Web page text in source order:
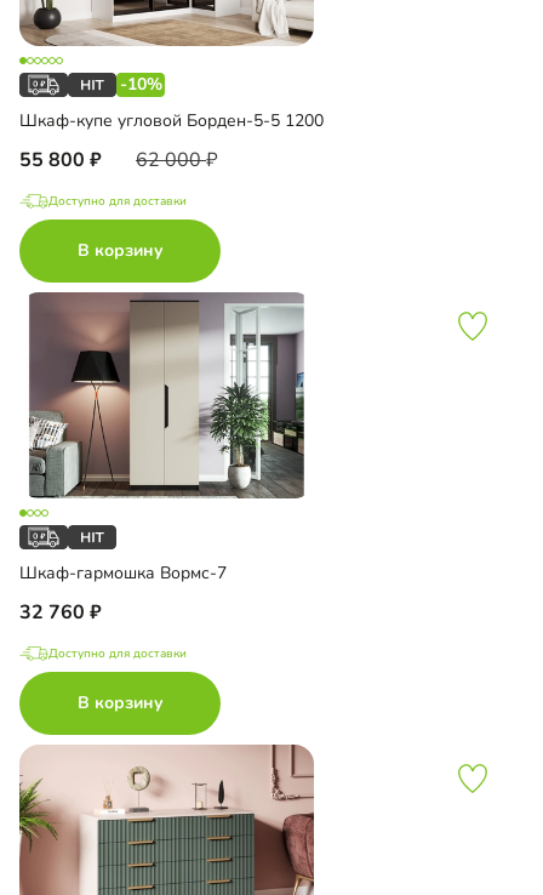
-10%
Шкаф-купе угловой Борден-5-5 1200
55 800 62 000
Доступно для доставки
В корзину
Шкаф-гармошка Вормс-7
32 760
Доступно для доставки
В корзину